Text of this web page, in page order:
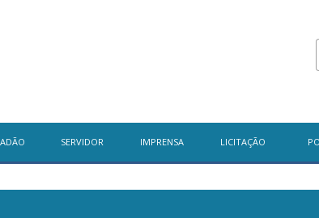
SERVIDOR IMPRENSA LICITAÇÃO